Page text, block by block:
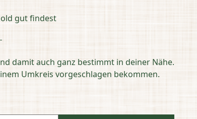
gut findest
damit auch ganz bestimmt in deiner Nähe.
Umkreis vorgeschlagen bekommen.